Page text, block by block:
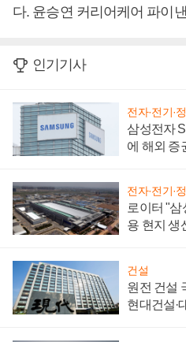
다. 윤승연 커리어케어 파이
인기기사
전자·전기·
삼성전자
에 해외 증
전자·전기·
로이터 "삼
용 현지 생
건설
원전 건설
현대건설·